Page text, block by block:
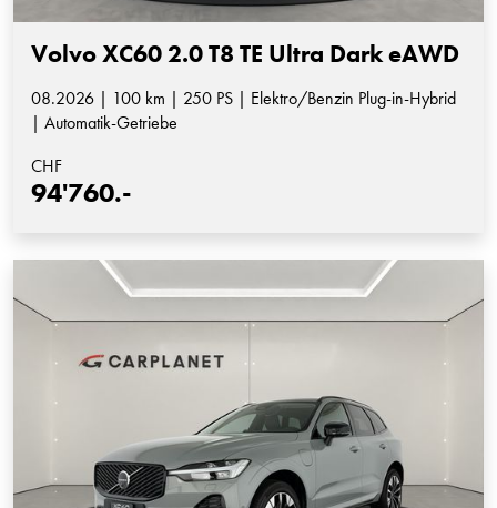
Volvo XC60 2.0 T8 TE Ultra Dark eAWD
08.2026 | 100 km | 250 PS | Elektro/Benzin Plug-in-Hybrid
| Automatik-Getriebe
CHF
94'760.-